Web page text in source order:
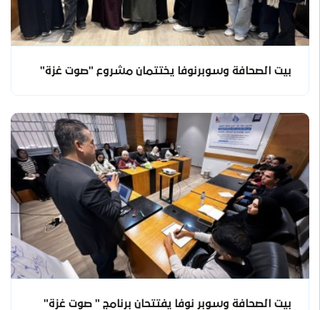
بيت الصحافة وسوبرنوفا يختتمان مشروع "صوت غزة"
بيت الصحافة وسوبر نوفا يفتتحان برنامج " صوت غزة"